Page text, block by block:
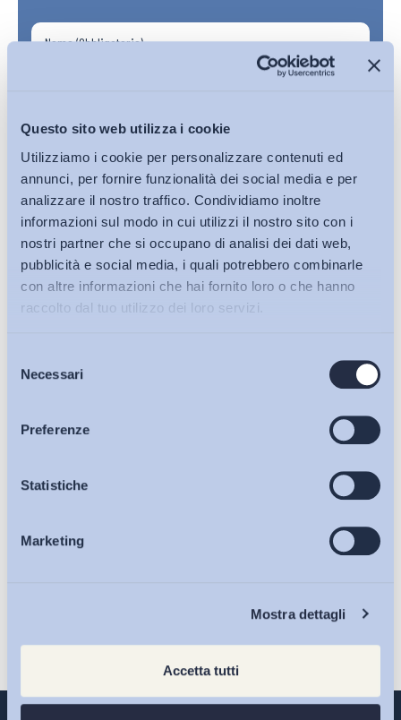
Questo sito web utilizza i cookie
Utilizziamo i cookie per personalizzare contenuti ed
annunci, per fornire funzionalità dei social media e per
analizzare il nostro traffico. Condividiamo inoltre
informazioni sul modo in cui utilizzi il nostro sito con i
nostri partner che si occupano di analisi dei dati web,
pubblicità e social media, i quali potrebbero combinarle
con altre informazioni che hai fornito loro o che hanno
raccolto dal tuo utilizzo dei loro servizi.
delNecessari
Preferenze
Statistiche
Marketing
Mostra dettagli
Accetta tutti
Bollettini ADAPT
Articoli
Osservatori
Eventi
Ho letto e Accetto il trattamento dei dati personali descritti